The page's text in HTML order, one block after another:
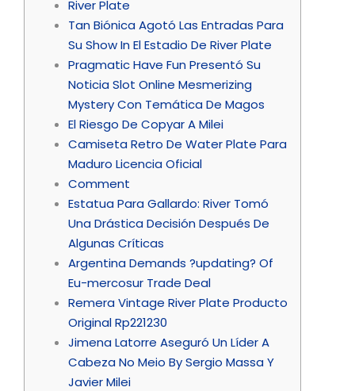
River Plate
Tan Biónica Agotó Las Entradas Para
Su Show In El Estadio De River Plate
Pragmatic Have Fun Presentó Su
Noticia Slot Online Mesmerizing
Mystery Con Temática De Magos
El Riesgo De Copyar A Milei
Camiseta Retro De Water Plate Para
Maduro Licencia Oficial
Comment
Estatua Para Gallardo: River Tomó
Una Drástica Decisión Después De
Algunas Críticas
Argentina Demands ?updating? Of
Eu-mercosur Trade Deal
Remera Vintage River Plate Producto
Original Rp221230
Jimena Latorre Aseguró Un Líder A
Cabeza No Meio By Sergio Massa Y
Javier Milei